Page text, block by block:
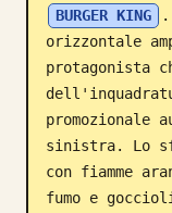
Aggiornamenti
BURGER KING
orizzontale
protagonista
promozionale
sinistra. Lo
con fiamme
fumo e